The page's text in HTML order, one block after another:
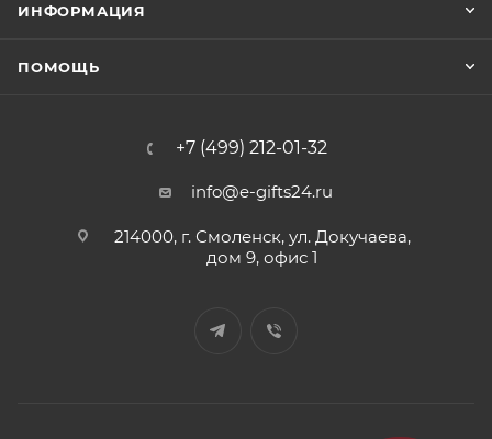
ИНФОРМАЦИЯ
ПОМОЩЬ
+7 (499) 212-01-32
info@e-gifts24.ru
214000, г. Смоленск, ул. Докучаева,
дом 9, офис 1